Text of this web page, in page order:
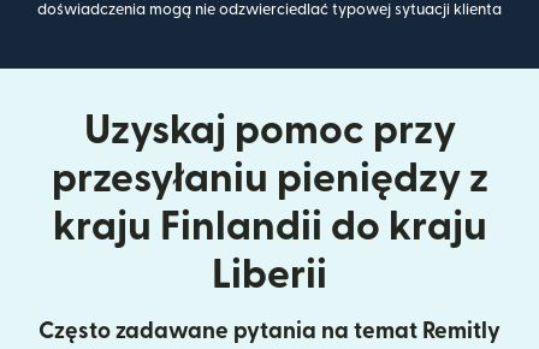
doświadczenia mogą nie odzwierciedlać typowej sytuacji klienta
Uzyskaj pomoc przy
przesyłaniu pieniędzy z
kraju Finlandii do kraju
Liberii
Często zadawane pytania na temat Remitly